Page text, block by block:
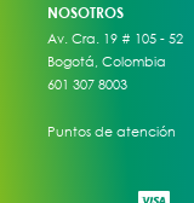
NOSOTROS
Av. Cra. 19 # 105 - 52
Bogotá, Colombia
601 307 8003
Puntos de atención